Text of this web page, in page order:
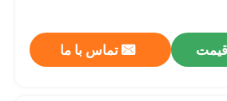
قیمت تماس با ما